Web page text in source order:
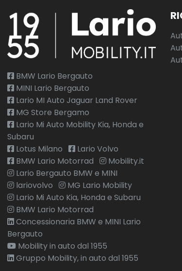
BMW Lario Bergauto
MINI Lario Bergauto
Lario MI Auto Jaguar Land Rover
MG Store Bergamo
Lario Mi Auto Mobility Kia, Honda e
Subaru
Lotus Milano
Lario Volvo
BMW Lario Motorrad
Mobility.it
Lario Bergauto BMW e MINI
lariovolvo
MG Lario Mobility
Lario Mi Auto Kia, Honda e Subaru
BMW Lario Motorrad
Concessionaria BMW e MINI Lario
Bergauto
Mobility in auto dal 1955
Gruppo Mobility, in auto dal 1955